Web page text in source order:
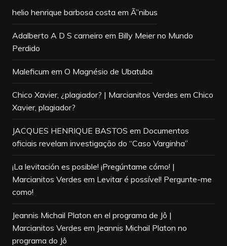
helio henrique barbosa costa em Ã”nibus
Adalberto A D S carneiro em Billy Meier no Mundo
Perdido
Maleficum em O Magnésio de Ubatuba
Chico Xavier, ¿plagiador? | Marcianitos Verdes em Chico
Xavier, plagiador?
JACQUES HENRIQUE BASTOS em Documentos
oficiais revelam investigação do “Caso Varginha”
¡La levitación es posible! ¡Pregúntame cómo! |
Marcianitos Verdes em Levitar é possível! Pergunte-me
como!
Jeannis Michail Platon en el programa de Jô |
Marcianitos Verdes em Jeannis Michail Platon no
programa do Jô